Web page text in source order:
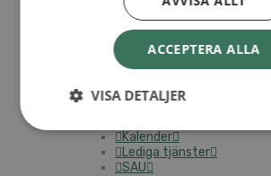
LOGGA IN
Personalförsäkringar
SAMP – personalförbundet
Kalender
Lediga tjänster
SAU
ACCEPTERA ALLA
VISA DETALJER